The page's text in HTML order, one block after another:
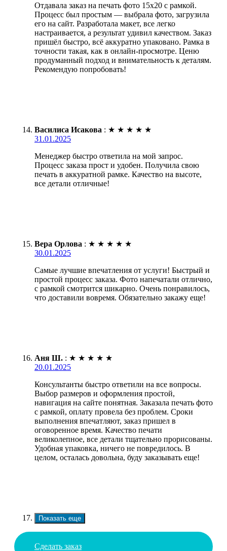
Отдавала заказ на печать фото 15х20 с рамкой.
Процесс был простым — выбрала фото, загрузила
его на сайт. Разработала макет, все легко
настраивается, а результат удивил качеством. Заказ
пришёл быстро, всё аккуратно упаковано. Рамка в
точности такая, как в онлайн-просмотре. Ценю
продуманный подход и внимательность к деталям.
Рекомендую попробовать!
Василиса Исакова : ★ ★ ★ ★ ★
31.01.2025
Менеджер быстро ответила на мой запрос.
Процесс заказа прост и удобен. Получила свою
печать в аккуратной рамке. Качество на высоте,
все детали отличные!
Вера Орлова : ★ ★ ★ ★ ★
30.01.2025
Самые лучшие впечатления от услуги! Быстрый и
простой процесс заказа. Фото напечатали отлично,
с рамкой смотрится шикарно. Очень понравилось,
что доставили вовремя. Обязательно закажу еще!
Аня Ш. : ★ ★ ★ ★ ★
20.01.2025
Консультанты быстро ответили на все вопросы.
Выбор размеров и оформления простой,
навигация на сайте понятная. Заказала печать фото
с рамкой, оплату провела без проблем. Сроки
выполнения впечатляют, заказ пришел в
оговоренное время. Качество печати
великолепное, все детали тщательно прорисованы.
Удобная упаковка, ничего не повредилось. В
целом, осталась довольна, буду заказывать еще!
Показать еще
Сделать заказ